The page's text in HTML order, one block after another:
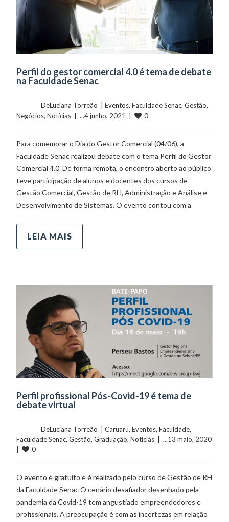
Perfil do gestor comercial 4.0 é tema de debate
na Faculdade Senac
	    	DeLuciana Torreão  |
Eventos, Faculdade Senac, Gestão
Negócios, Notícias
  |  ...4 junho, 2021  |
0
Para comemorar o Dia do Gestor Comercial (04/06), a
Faculdade Senac realizou debate com o tema Perfil do Gestor
Comercial 4.0. De forma remota, o encontro aberto ao público
teve participação de alunos e docentes dos cursos de
Gestão Comercial, Gestão de RH, Administração e Análise e
Desenvolvimento de Sistemas. O evento contou com a
LEIA MAIS
Perfil profissional Pós-Covid-19 é tema de
debate virtual
	    	DeLuciana Torreão  |
Caruaru, Eventos, Faculdade
Faculdade Senac, Gestão, Graduação, Notícias
  |  ...13 maio, 2020
|
0
O evento é gratuito e é realizado pelo curso de Gestão de RH
da Faculdade Senac O cenário desafiador desenhado pela
pandemia da Covid-19 tem angustiado empreendedores e
profissionais. A preocupação é com as incertezas em relação